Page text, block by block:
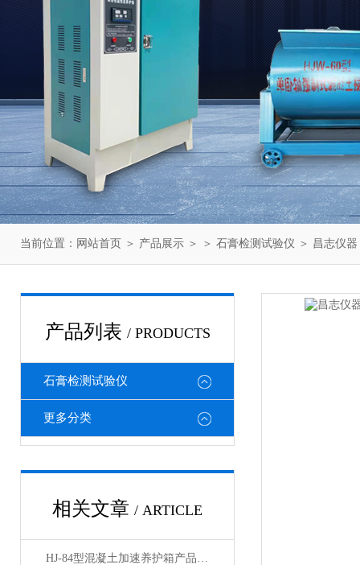
当前位置： 网站首页 ＞ 产品展示 ＞ ＞ 石膏检测试验仪 ＞ 昌志仪
产品列表 / PRODUCTS
石膏检测试验仪
更多分类
相关文章 / ARTICLE
HJ-84型混凝土加速养护箱产品展示